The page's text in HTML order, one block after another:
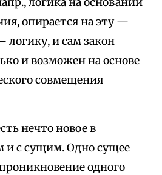
опирается на эту —
и сам закон
и возможен на основе
совмещения
нечто новое в
и с сущим. Одно сущее
одного